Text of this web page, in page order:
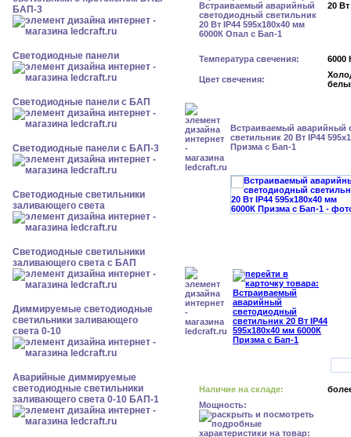
БАП-3
Cветодиодные панели
Cветодиодные панели с БАП
Cветодиодные панели с БАП-3
Светодиодные светильники
заливающего света
Светодиодные светильники
заливающего света с БАП
Диммируемые светодиодные
светильники заливающего
света 0-10
Аварийные диммируемые
светодиодные светильники
заливающего света 0-10 БАП-1
20 Вт
Температура свечения: 6000
Цвет свечения:
Встраиваемый аварийный
светильник 20 Вт IP44
Призма с Бап-1
Наличие на складе:
Мощность: